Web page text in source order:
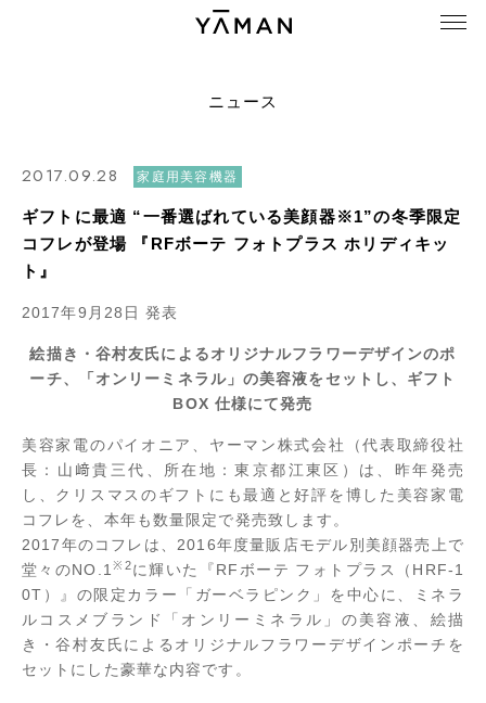
ニュース
2017.09.28 家庭用美容機器
ギフトに最適 “一番選ばれている美顔器※1”の冬季限定
コフレが登場 『RFボーテ フォトプラス ホリディキッ
ト』
2017年9月28日 発表
絵描き・谷村友氏によるオリジナルフラワーデザインのポ
ーチ、「オンリーミネラル」の美容液をセットし、ギフト
BOX 仕様にて発売
美容家電のパイオニア、ヤーマン株式会社（代表取締役社
長：山﨑貴三代、所在地：東京都江東区）は、昨年発売
し、クリスマスのギフトにも最適と好評を博した美容家電
コフレを、本年も数量限定で発売致します。
2017年のコフレは、2016年度量販店モデル別美顔器売上で
堂々のNO.1 ※2に輝いた『RFボーテ フォトプラス（HRF-1
0T）』の限定カラー「ガーベラピンク」を中心に、ミネラ
ルコスメブランド「オンリーミネラル」の美容液、絵描
き・谷村友氏によるオリジナルフラワーデザインポーチを
セットにした豪華な内容です。